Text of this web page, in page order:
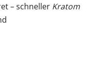
– schneller Kratom